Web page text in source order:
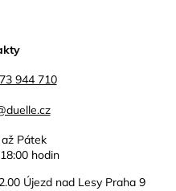
944 710
Pátek
hodin
Újezd nad Lesy Praha 9